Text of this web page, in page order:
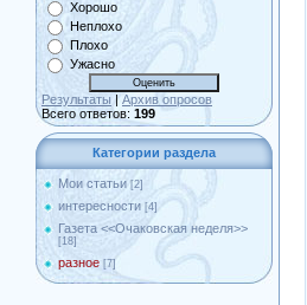
Хорошо
Неплохо
Плохо
Ужасно
Результаты | Архив опросов
Всего ответов: 199
Категории раздела
Мои статьи [2]
интересности [4]
Газета <<Очаковская неделя>>
[18]
разное [7]